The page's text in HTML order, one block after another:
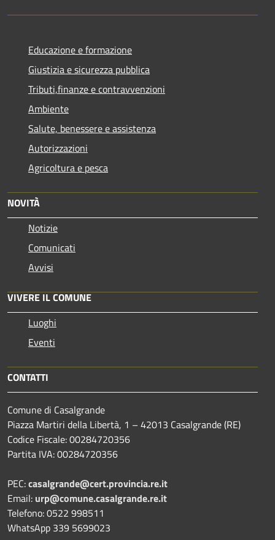
Educazione e formazione
Giustizia e sicurezza pubblica
Tributi,finanze e contravvenzioni
Ambiente
Salute, benessere e assistenza
Autorizzazioni
Agricoltura e pesca
NOVITÀ
Notizie
Comunicati
Avvisi
VIVERE IL COMUNE
Luoghi
Eventi
CONTATTI
Comune di Casalgrande
Piazza Martiri della Libertà, 1 – 42013 Casalgrande (RE)
Codice Fiscale: 00284720356
Partita IVA: 00284720356
PEC:casalgrande@cert.provincia.re.it
Email: urp@comune.casalgrande.re.it
Telefono: 0522 998511
WhatsApp 339 5699023